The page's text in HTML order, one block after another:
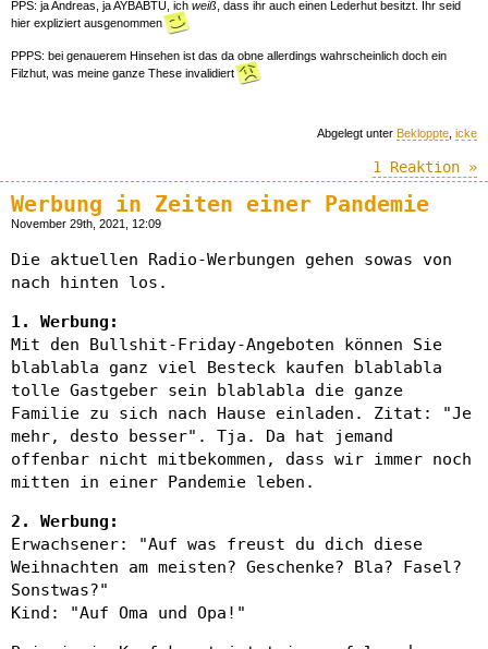
PPS: ja Andreas, ja AYBABTU, ich weiß , dass ihr auch einen Lederhut besitzt. Ihr seid
hier expliziert ausgenommen
PPPS: bei genauerem Hinsehen ist das da obne allerdings wahrscheinlich doch ein
Filzhut, was meine ganze These invalidiert
Abgelegt unter Bekloppte icke
1 Reaktion »
Werbung in Zeiten einer Pandemie
November 29th, 2021, 12:09
Die aktuellen Radio-Werbungen gehen sowas von
nach hinten los.
1. Werbung:
Mit den Bullshit-Friday-Angeboten können Sie
blablabla ganz viel Besteck kaufen blablabla
tolle Gastgeber sein blablabla die ganze
Familie zu sich nach Hause einladen. Zitat: "Je
mehr, desto besser". Tja. Da hat jemand
offenbar nicht mitbekommen, dass wir immer noch
mitten in einer Pandemie leben.
2. Werbung:
Erwachsener: "Auf was freust du dich diese
Weihnachten am meisten? Geschenke? Bla? Fasel?
Sonstwas?"
Kind: "Auf Oma und Opa!"